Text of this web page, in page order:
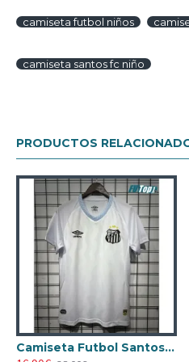
camiseta futbol niños
camiseta santos fc niño
PRODUCTOS
Camiseta Futbol Santos FC Home 2025/26